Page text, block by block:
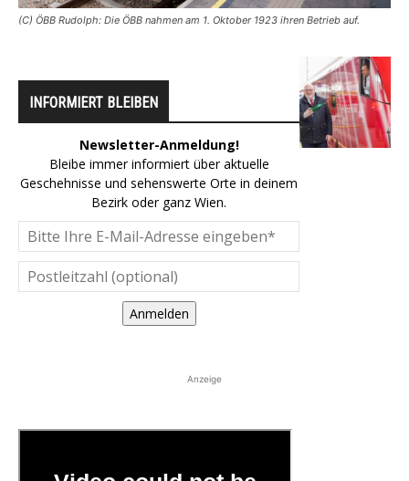
(C) ÖBB Rudolph: Die ÖBB nahmen am 1. Oktober 1923 ihren Betrieb auf.
INFORMIERT BLEIBEN
Newsletter-Anmeldung!
Bleibe immer informiert über aktuelle
Geschehnisse und sehenswerte Orte in deinem
Bezirk oder ganz Wien.
Anmelden
Anzeige